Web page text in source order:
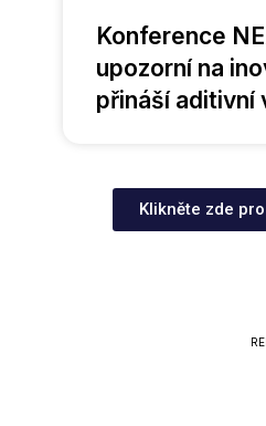
Konference
upozorní na
přináší aditivní
Klikněte zde